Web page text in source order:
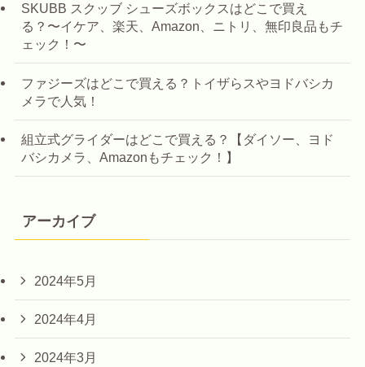
SKUBB スクッブ シューズボックスはどこで買え
る？〜イケア、楽天、Amazon、ニトリ、無印良品もチ
ェック！〜
ファジーズはどこで買える？トイザらスやヨドバシカ
メラで人気！
組立式グライダーはどこで買える？【ダイソー、ヨド
バシカメラ、Amazonもチェック！】
アーカイブ
2024年5月
2024年4月
2024年3月